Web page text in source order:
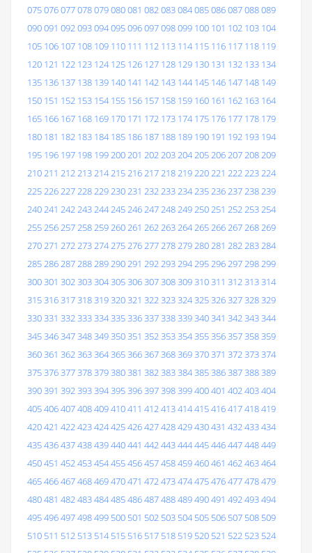
075076077078079080081 082083084085086087088089
090091 092093094095096097098099 100 101 102 103 104
105 106 107 108 109 110 111 112 113 114 115 116 117 118 119
120 121 122 123 124 125 126 127 128 129 130 131 132 133 134
135 136 137 138 139 140 141 142 143 144 145 146 147 148 149
150 151 152 153 154 155 156 157 158 159 160 161 162 163 164
165 166 167 168 169 170 171 172 173 174 175 176 177 178 179
180 181 182 183 184 185 186 187 188 189 190 191 192 193 194
195 196 197 198 199200201 202203204205206207208209
210211 212213214215216217218219220221 222223224
225226227228229230231 232233234235236237238239
240241 242243244245246247248249250251 252253254
255256257258259260261 262263264265266267268269
270271 272273274275276277278279280281 282283284
285286287288289290291 292293294295296297298299
300301 302303304305306307308309310311 312313314
315316317318319320321 322323324325326327328329
330331 332333334335336337338339340341 342343344
345346347348349350351 352353354355356357358359
360361 362363364365366367368369370371 372373374
375376377378379380381 382383384385386387388389
390391 392393394395396397398399400401 402403404
405406407408409410411 412413414415416417418419
420421 422423424425426427428429430431 432433434
435436437438439440441 442443444445446447448449
450451 452453454455456457458459460461 462463464
465466467468469470471 472473474475476477478479
480481 482483484485486487488489490491 492493494
495496497498499 500 501 502 503 504 505 506 507 508 509
510 511 512 513 514 515 516 517 518 519 520 521 522 523 524